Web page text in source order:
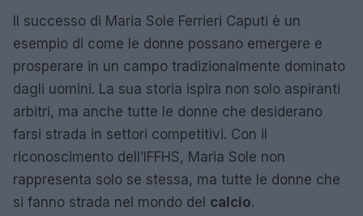
Il successo di Maria Sole Ferrieri Caputi è un
esempio di come le donne possano emergere e
prosperare in un campo tradizionalmente dominato
dagli uomini. La sua storia ispira non solo aspiranti
arbitri, ma anche tutte le donne che desiderano
farsi strada in settori competitivi. Con il
riconoscimento dell’IFFHS, Maria Sole non
rappresenta solo se stessa, ma tutte le donne che
si fanno strada nel mondo del calcio.